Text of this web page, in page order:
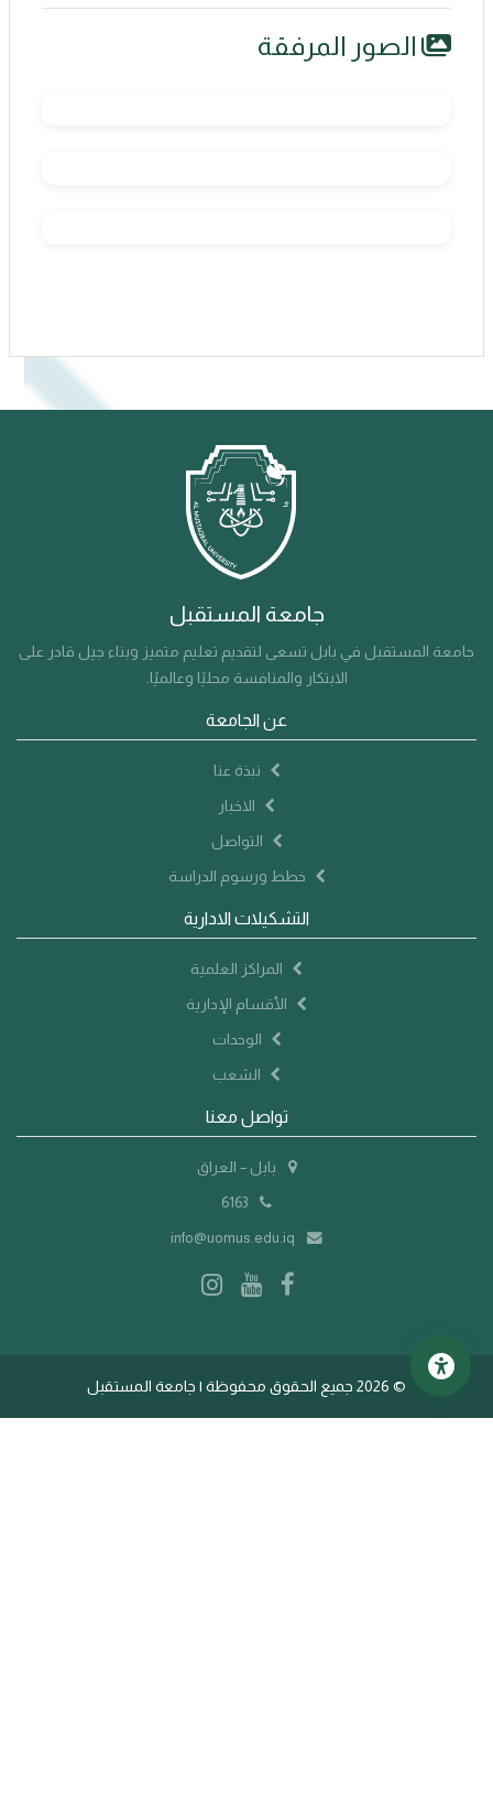
الصور المرفقة
جامعة المستقبل
جامعة المستقبل في بابل تسعى لتقديم تعليم متميز وبناء جيل قادر على
الابتكار والمنافسة محليًا وعالميًا.
عن الجامعة
نبذة عنا
الاخبار
التواصل
خطط ورسوم الدراسة
التشكيلات الادارية
المراكز العلمية
الأقسام الإدارية
الوحدات
الشعب
تواصل معنا
بابل – العراق
info@uomus.edu.iq
© 2026 جميع الحقوق محفوظة | جامعة المستقبل